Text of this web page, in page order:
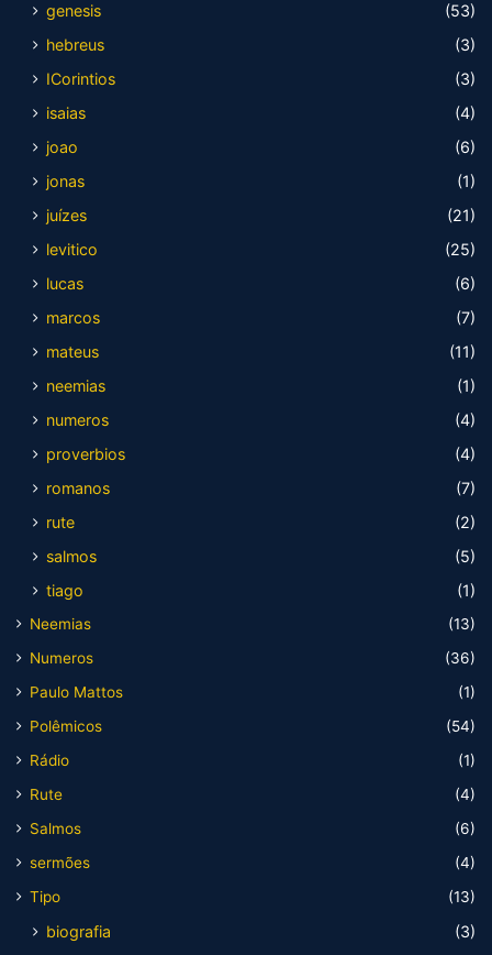
genesis
(53)
hebreus
(3)
ICorintios
(3)
isaias
(4)
joao
(6)
jonas
(1)
juízes
(21)
levitico
(25)
lucas
(6)
marcos
(7)
mateus
(11)
neemias
(1)
numeros
(4)
proverbios
(4)
romanos
(7)
rute
(2)
salmos
(5)
tiago
(1)
Neemias
(13)
Numeros
(36)
Paulo Mattos
(1)
Polêmicos
(54)
Rádio
(1)
Rute
(4)
Salmos
(6)
sermões
(4)
Tipo
(13)
biografia
(3)